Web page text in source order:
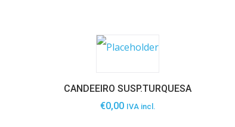
CANDEEIRO SUSP.TURQUESA
€0,00 IVA incl.